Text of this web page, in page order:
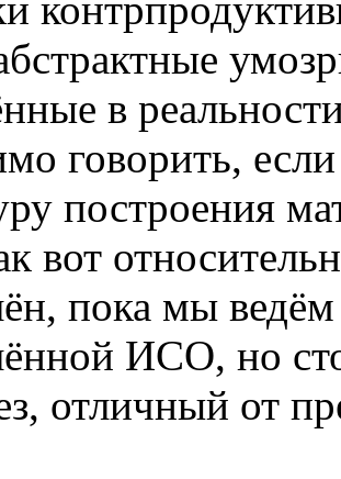
в
говорить,
построения
вот
пока мы
ИСО, но
отличный от